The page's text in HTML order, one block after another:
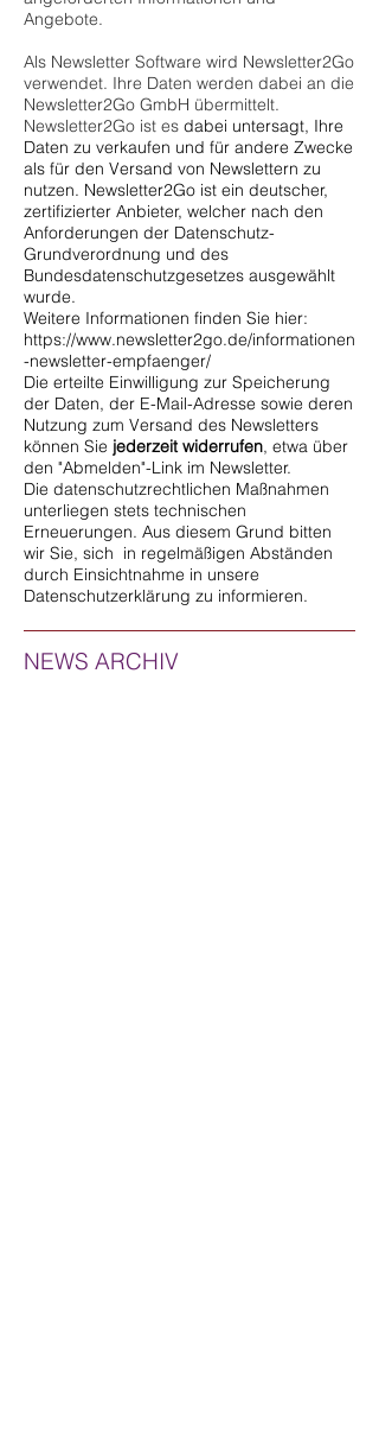
Angebote.
Als Newsletter Software wird Newsletter2Go
verwendet. Ihre Daten werden dabei an die
Newsletter2Go GmbH übermittelt.
Newsletter2Go ist es dabei untersagt, Ihre
Daten zu verkaufen und für andere Zwecke
als für den Versand von Newslettern zu
nutzen. Newsletter2Go ist ein deutscher,
zertifizierter Anbieter, welcher nach den
Anforderungen der Datenschutz-
Grundverordnung und des
Bundesdatenschutzgesetzes ausgewählt
wurde.
Weitere Informationen finden Sie hier:
https://www.newsletter2go.de/informationen
-newsletter-empfaenger/
Die erteilte Einwilligung zur Speicherung
der Daten, der E-Mail-Adresse sowie deren
Nutzung zum Versand des Newsletters
können Sie jederzeit widerrufen, etwa über
den "Abmelden"-Link im Newsletter.
Die datenschutzrechtlichen Maßnahmen
unterliegen stets technischen
Erneuerungen. Aus diesem Grund bitten
wir Sie, sich in regelmäßigen Abständen
durch Einsichtnahme in unsere
Datenschutzerklärung zu informieren.
NEWS ARCHIV